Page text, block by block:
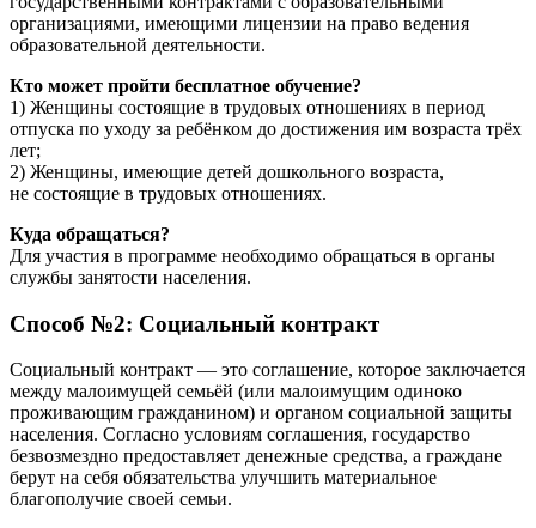
организациями, имеющими лицензии на право ведения
образовательной деятельности.
Кто может пройти бесплатное обучение?
1) Женщины состоящие в трудовых отношениях в период
отпуска по уходу за ребёнком до достижения им возраста трёх
лет;
2) Женщины, имеющие детей дошкольного возраста,
не состоящие в трудовых отношениях.
Куда обращаться?
Для участия в программе необходимо обращаться в органы
службы занятости населения.
Способ №2: Социальный контракт
Социальный контракт — это соглашение, которое заключается
между малоимущей семьёй (или малоимущим одиноко
проживающим гражданином) и органом социальной защиты
населения. Согласно условиям соглашения, государство
безвозмездно предоставляет денежные средства, а граждане
берут на себя обязательства улучшить материальное
благополучие своей семьи.